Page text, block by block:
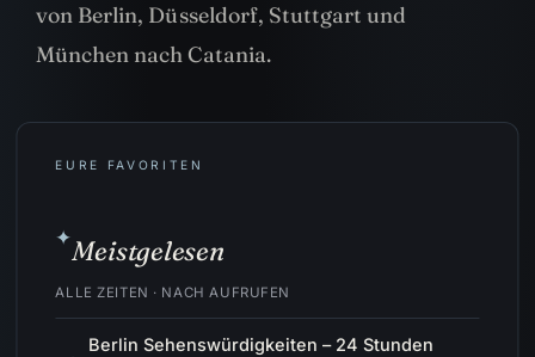
von Berlin, Düsseldorf, Stuttgart und
München nach Catania.
EURE FAVORITEN
✦Meistgelesen
ALLE ZEITEN · NACH AUFRUFEN
Berlin Sehenswürdigkeiten – 24 Stunden